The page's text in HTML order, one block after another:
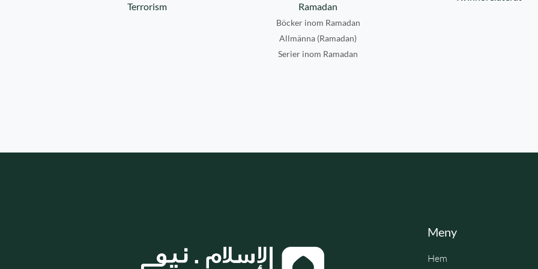
Terrorism
Ramadan
Böcker inom Ramadan
Allmänna (Ramadan)
Serier inom Ramadan
Meny
Hem